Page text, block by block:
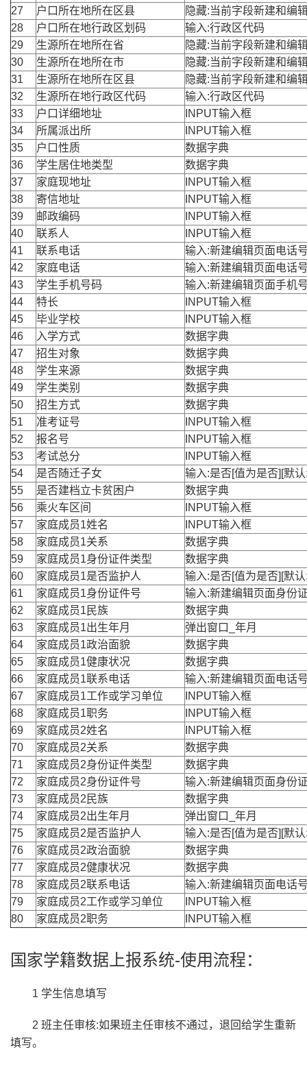
27
户口所在地所在区县
隐藏:当前字段新建和编
28
户口所在地行政区划码
输入:行政区代码
29
生源所在地所在省
隐藏:当前字段新建和编
30
生源所在地所在市
隐藏:当前字段新建和编
31
生源所在地所在区县
隐藏:当前字段新建和编
32
生源所在地行政区代码
输入:行政区代码
33
户口详细地址
INPUT输入框
34
所属派出所
INPUT输入框
35
户口性质
数据字典
36
学生居住地类型
数据字典
37
家庭现地址
INPUT输入框
38
寄信地址
INPUT输入框
39
邮政编码
INPUT输入框
40
联系人
INPUT输入框
41
联系电话
输入:新建编辑页面电话
42
家庭电话
输入:新建编辑页面电话
43
学生手机号码
输入:新建编辑页面手机
44
特长
INPUT输入框
45
毕业学校
INPUT输入框
46
入学方式
数据字典
47
招生对象
数据字典
48
学生来源
数据字典
49
学生类别
数据字典
50
招生方式
数据字典
51
准考证号
INPUT输入框
52
报名号
INPUT输入框
53
考试总分
INPUT输入框
54
是否随迁子女
输入:是否[值为是否][默
55
是否建档立卡贫困户
数据字典
56
乘火车区间
INPUT输入框
57
家庭成员1姓名
INPUT输入框
58
家庭成员1关系
数据字典
59
家庭成员1身份证件类型
数据字典
60
家庭成员1是否监护人
输入:是否[值为是否][默
61
家庭成员1身份证件号
输入:新建编辑页面身份
62
家庭成员1民族
数据字典
63
家庭成员1出生年月
弹出窗口_年月
64
家庭成员1政治面貌
数据字典
65
家庭成员1健康状况
数据字典
66
家庭成员1联系电话
输入:新建编辑页面电话
67
家庭成员1工作或学习单位
INPUT输入框
68
家庭成员1职务
INPUT输入框
69
家庭成员2姓名
INPUT输入框
70
家庭成员2关系
数据字典
71
家庭成员2身份证件类型
数据字典
72
家庭成员2身份证件号
输入:新建编辑页面身份
73
家庭成员2民族
数据字典
74
家庭成员2出生年月
弹出窗口_年月
75
家庭成员2是否监护人
输入:是否[值为是否][默
76
家庭成员2政治面貌
数据字典
77
家庭成员2健康状况
数据字典
78
家庭成员2联系电话
输入:新建编辑页面电话
79
家庭成员2工作或学习单位
INPUT输入框
80
家庭成员2职务 INPUT输入框
国家学籍数据上报系统-使用流程：
1 学生信息填写
2 班主任审核:如果班主任审核不通过，退回给学生重新
填写。